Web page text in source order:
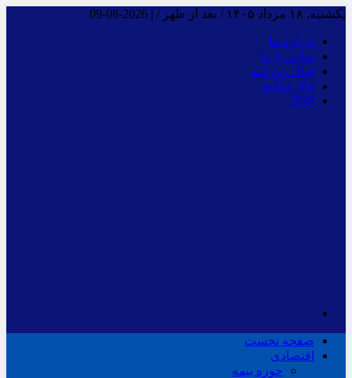
یکشنبه, ۱۸ مرداد ۱۴۰۵ / بعد از ظهر / |
2026-08-09
درباره ما
تماس با ما
فـال روزانـه
فال حافظ
RSS
صفحه نخست
اقتصادی
حوزه بیمه